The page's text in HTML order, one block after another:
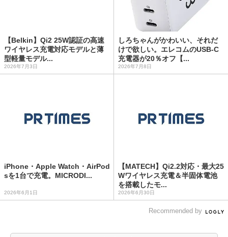
【Belkin】Qi2 25W認証の高速
ワイヤレス充電対応モデルと薄
型軽量モデル...
2026年7月3日
しろちゃんがかわいい、それだ
けで欲しい。エレコムのUSB-C
充電器が20％オフ【...
2026年7月8日
iPhone・Apple Watch・AirPod
sを1台で充電。MICRODI...
2026年6月1日
【MATECH】Qi2.2対応・最大25
Wワイヤレス充電＆半固体電池
を搭載したモ...
2026年6月30日
Recommended by